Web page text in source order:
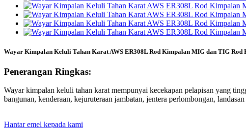
Wayar Kimpalan Keluli Tahan Karat AWS ER308L Rod Kimpalan MIG dan TIG Rod
Penerangan Ringkas:
Wayar kimpalan keluli tahan karat mempunyai kecekapan pelapisan yang
bangunan, kenderaan, kejuruteraan jambatan, jentera perlombongan,
Hantar emel kepada kami